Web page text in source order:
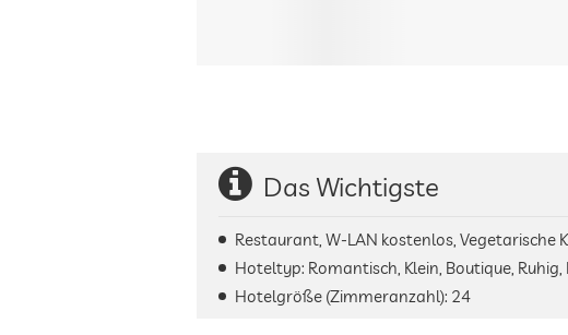
Das Wichtigste
Restaurant, W-LAN kostenlos, Vegetarische
Hoteltyp: Romantisch, Klein, Boutique,
Hotelgröße (Zimmeranzahl): 24